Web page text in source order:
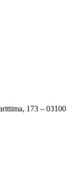
173 – 03100